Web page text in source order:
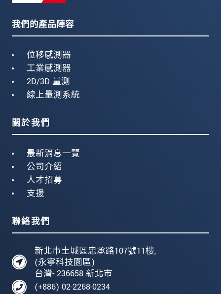
我們的產品陣容
位移感測器
工業感測器
2D/3D 量測
線上量測系統
關於我們
最新消息一覽
公司介紹
人才招募
支援
聯絡我們
新北市土城區忠承路107號11樓,
(永寧科技園區)
台灣- 236658 新北市
(+886) 02-2268-0234